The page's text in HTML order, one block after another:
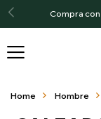
Compra con

Home Hombre